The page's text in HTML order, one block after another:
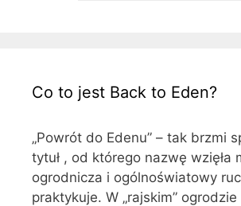
Co to jest Back to Eden?
„Powrót do Edenu” – tak brzmi
tytuł , od którego nazwę wzięła
ogrodnicza i ogólnoświatowy
praktykuje. W „rajskim”